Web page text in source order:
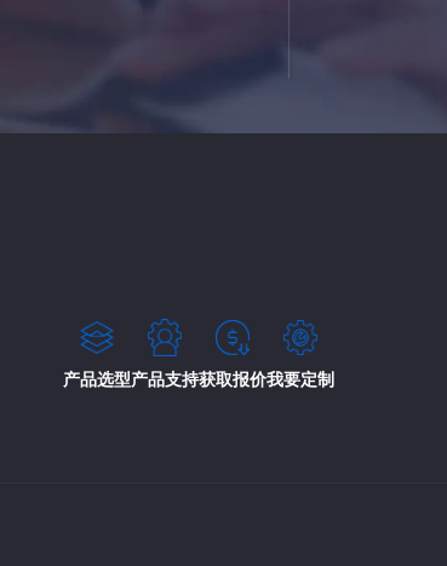
产品选型产品支持获取报价我要定制